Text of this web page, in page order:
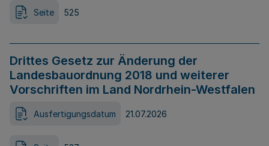
Seite 525
Drittes Gesetz zur Änderung der
Landesbauordnung 2018 und weiterer
Vorschriften im Land Nordrhein-Westfalen
Ausfertigungsdatum 21.07.2026